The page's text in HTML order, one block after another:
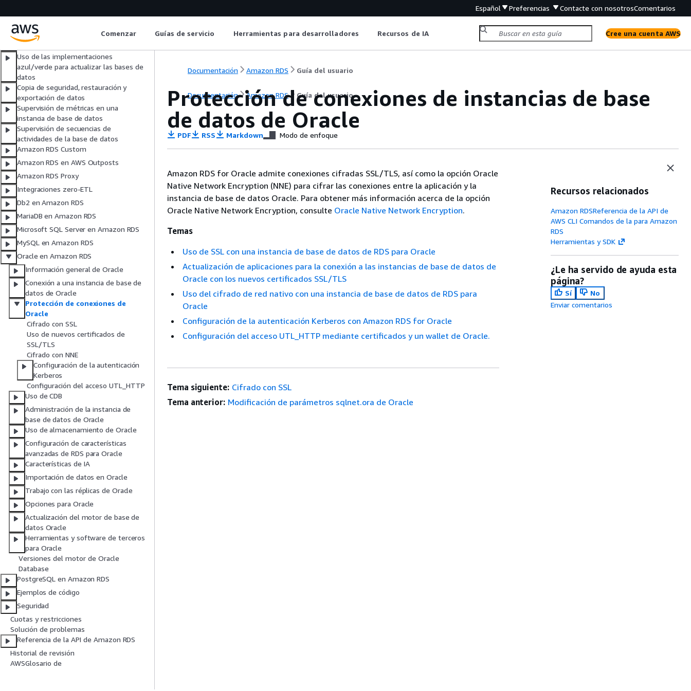
Español Preferencias Contacte con nosotrosComentarios
Comenzar Guías de servicio Herramientas para desarrolladores Recursos de IA Cree una cuenta AWS
Configuración y administración de una
implementación multi-AZ
Soporte extendido de RDS
Uso de las implementaciones
azul/verde para actualizar las bases de
datos
Copia de seguridad, restauración y
exportación de datos
Supervisión de métricas en una
instancia de base de datos
Supervisión de secuencias de
actividades de la base de datos
Amazon RDS Custom
Amazon RDS en AWS Outposts
Amazon RDS Proxy
Integraciones zero-ETL
Db2 en Amazon RDS
MariaDB en Amazon RDS
Microsoft SQL Server en Amazon RDS
MySQL en Amazon RDS
Oracle en Amazon RDS
Información general de Oracle
Conexión a una instancia de base de
datos de Oracle
Protección de conexiones de
Oracle
Cifrado con SSL
Uso de nuevos certificados de
SSL/TLS
Cifrado con NNE
Configuración de la autenticación
Kerberos
Configuración del acceso UTL_HTTP
Uso de CDB
Administración de la instancia de
base de datos de Oracle
Uso de almacenamiento de Oracle
Configuración de características
avanzadas de RDS para Oracle
Características de IA
Importación de datos en Oracle
Trabajo con las réplicas de Oracle
Opciones para Oracle
Actualización del motor de base de
datos Oracle
Herramientas y software de terceros
para Oracle
Versiones del motor de Oracle
Database
PostgreSQL en Amazon RDS
Ejemplos de código
Seguridad
Cuotas y restricciones
Solución de problemas
Referencia de la API de Amazon RDS
Historial de revisión
AWSGlosario de
Documentación Amazon RDS Guía del usuario
Documentación Amazon RDS Guía del usuario
Protección de conexiones de instancias de base
de datos de Oracle
PDF RSS Markdown Modo de enfoque
Amazon RDS for Oracle admite conexiones cifradas SSL/TLS, así como la opción Oracle
Native Network Encryption (NNE) para cifrar las conexiones entre la aplicación y la
instancia de base de datos Oracle. Para obtener más información acerca de la opción
Oracle Native Network Encryption, consulte Oracle Native Network Encryption.
Temas
Uso de SSL con una instancia de base de datos de RDS para Oracle
Actualización de aplicaciones para la conexión a las instancias de base de datos de
Oracle con los nuevos certificados SSL/TLS
Uso del cifrado de red nativo con una instancia de base de datos de RDS para
Oracle
Configuración de la autenticación Kerberos con Amazon RDS for Oracle
Configuración del acceso UTL_HTTP mediante certificados y un wallet de Oracle.
Recursos relacionados
Amazon RDSReferencia de la API de
AWS CLI Comandos de la para Amazon
RDS
Herramientas y SDK
¿Le ha servido de ayuda esta
página?
Sí
No
Enviar comentarios
Tema siguiente: Cifrado con SSL
Tema anterior: Modificación de parámetros sqlnet.ora de Oracle